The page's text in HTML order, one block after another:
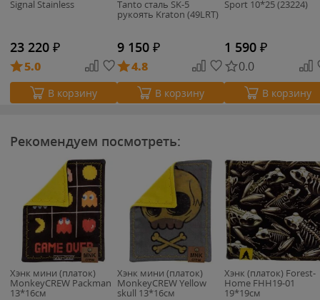
Signal Stainless
23 220 ₽
5.0
В корзину
Tanto сталь SK-5
рукоять Kraton (49LRT)
9 150 ₽
4.8
В корзину
Sport 10*25 (23224)
1 590 ₽
0.0
В корзину
Рекомендуем посмотреть:
Хэнк мини (платок)
MonkeyCREW Packman
13*16см
Хэнк мини (платок)
MonkeyCREW Yellow
skull 13*16см
Хэнк (платок) Forest-
Home FHH19-01
19*19см